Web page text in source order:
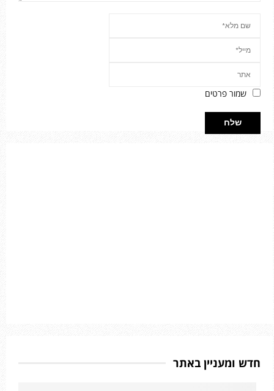
שמור פרטים
חדש ומעניין באתר